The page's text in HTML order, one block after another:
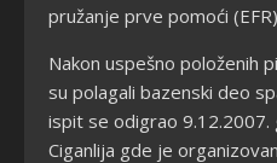
pružanje prve pomoći
Nakon uspešno položenih
su polagali bazenski deo
ispit se odigrao 9.12.2007.
Ciganlija gde je